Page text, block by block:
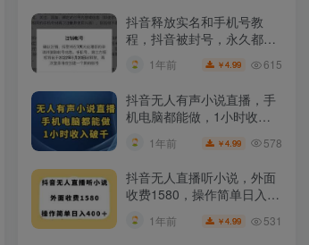
抖音释放实名和手机号教
程，抖音被封号，永久都可
1年前 ￥4.99 615
抖音无人有声小说直播，手
机电脑都能做，1小时收入
1年前 ￥4.99 578
抖音无人直播听小说，外面
收费1580，操作简单日入
400+【揭秘】
1年前 ￥4.99 531